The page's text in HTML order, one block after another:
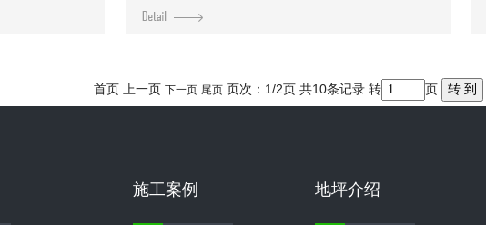
首页 上一页 下一页 尾页 页次：1/2页 共10条记录 转 页
施工案例 地坪介绍